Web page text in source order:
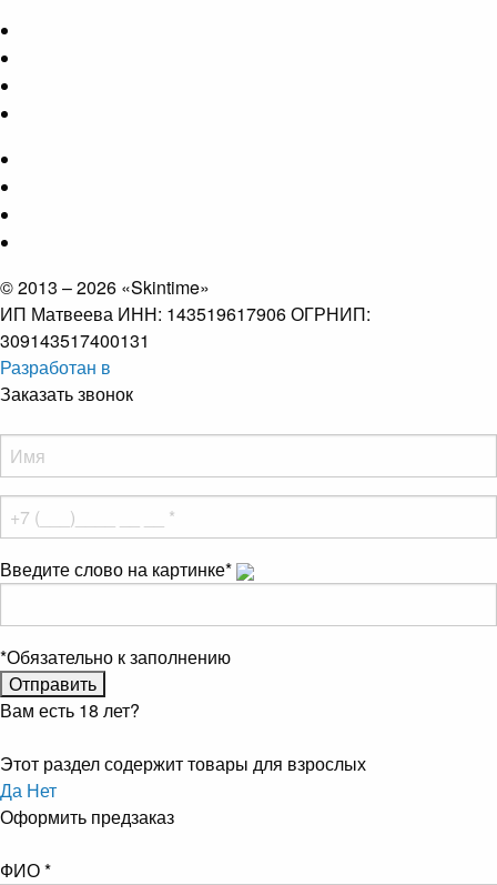
© 2013 – 2026 «Skintime»
ИП Матвеева ИНН: 143519617906 ОГРНИП:
309143517400131
Разработан в
Заказать звонок
Введите слово на картинке*
*Обязательно к заполнению
Вам есть 18 лет?
Этот раздел содержит товары для взрослых
Да Нет
Оформить предзаказ
ФИО*